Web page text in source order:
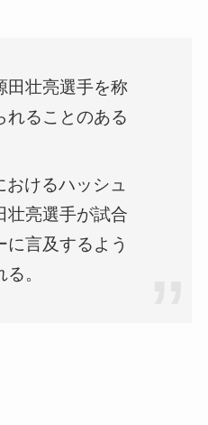
田壮亮選手を称
れることのある
おけるハッシュ
壮亮選手が試合
に言及するよう
。